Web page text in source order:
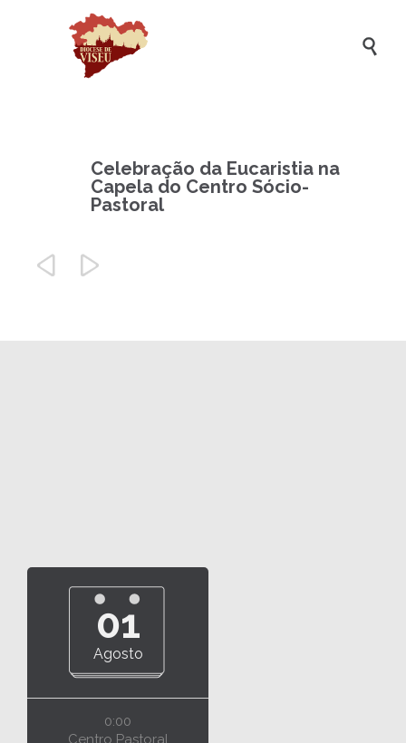

Celebração da Eucaristia na
Capela do Centro Sócio-
Pastoral
 
01
Agosto
0:00
Centro Pastoral